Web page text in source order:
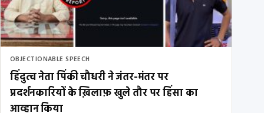
OBJECTIONABLE SPEECH
हिंदुत्व नेता पिंकी चौधरी ने जंतर-मंतर पर
प्रदर्शनकारियों के ख़िलाफ़ खुले तौर पर हिंसा का
आव्हान किया